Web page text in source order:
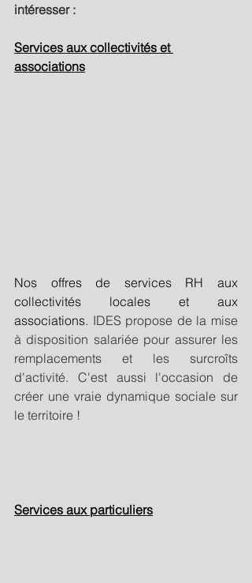
intéresser :
Services aux collectivités et
associations
Nos offres de services RH aux
collectivités locales et aux
associations. IDES propose de la mise
à disposition salariée pour assurer les
remplacements et les surcroîts
d'activité. C'est aussi l'occasion de
créer une vraie dynamique sociale sur
le territoire !
Services aux particuliers